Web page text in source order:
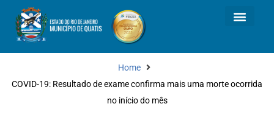
Home
COVID-19: Resultado de exame confirma mais uma morte ocorrida
no início do mês